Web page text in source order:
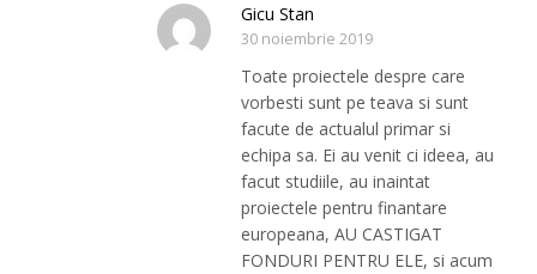
Gicu Stan
30 noiembrie 2019
Toate proiectele despre care
vorbesti sunt pe teava si sunt
facute de actualul primar si
echipa sa. Ei au venit ci ideea, au
facut studiile, au inaintat
proiectele pentru finantare
europeana, AU CASTIGAT
FONDURI PENTRU ELE, si acum